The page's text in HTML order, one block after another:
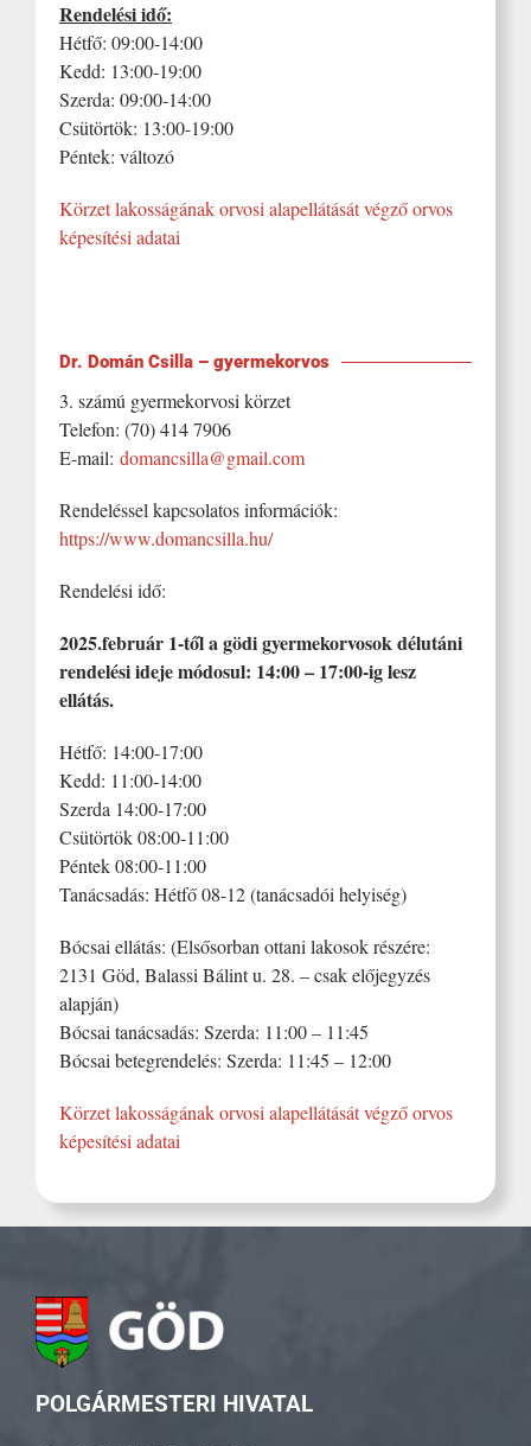
Rendelési idő:
Hétfő: 09:00-14:00
Kedd: 13:00-19:00
Szerda: 09:00-14:00
Csütörtök: 13:00-19:00
Péntek: változó
Körzet lakosságának orvosi alapellátását végző orvos
képesítési adatai
Dr. Domán Csilla – gyermekorvos
3. számú gyermekorvosi körzet
Telefon: (70) 414 7906
E-mail: domancsilla@gmail.com
Rendeléssel kapcsolatos információk:
https://www.domancsilla.hu/
Rendelési idő:
2025.február 1-től a gödi gyermekorvosok délutáni
rendelési ideje módosul: 14:00 – 17:00-ig lesz
ellátás.
Hétfő: 14:00-17:00
Kedd: 11:00-14:00
Szerda 14:00-17:00
Csütörtök 08:00-11:00
Péntek 08:00-11:00
Tanácsadás: Hétfő 08-12 (tanácsadói helyiség)
Bócsai ellátás: (Elsősorban ottani lakosok részére:
2131 Göd, Balassi Bálint u. 28. – csak előjegyzés
alapján)
Bócsai tanácsadás: Szerda: 11:00 – 11:45
Bócsai betegrendelés: Szerda: 11:45 – 12:00
Körzet lakosságának orvosi alapellátását végző orvos
képesítési adatai
POLGÁRMESTERI HIVATAL